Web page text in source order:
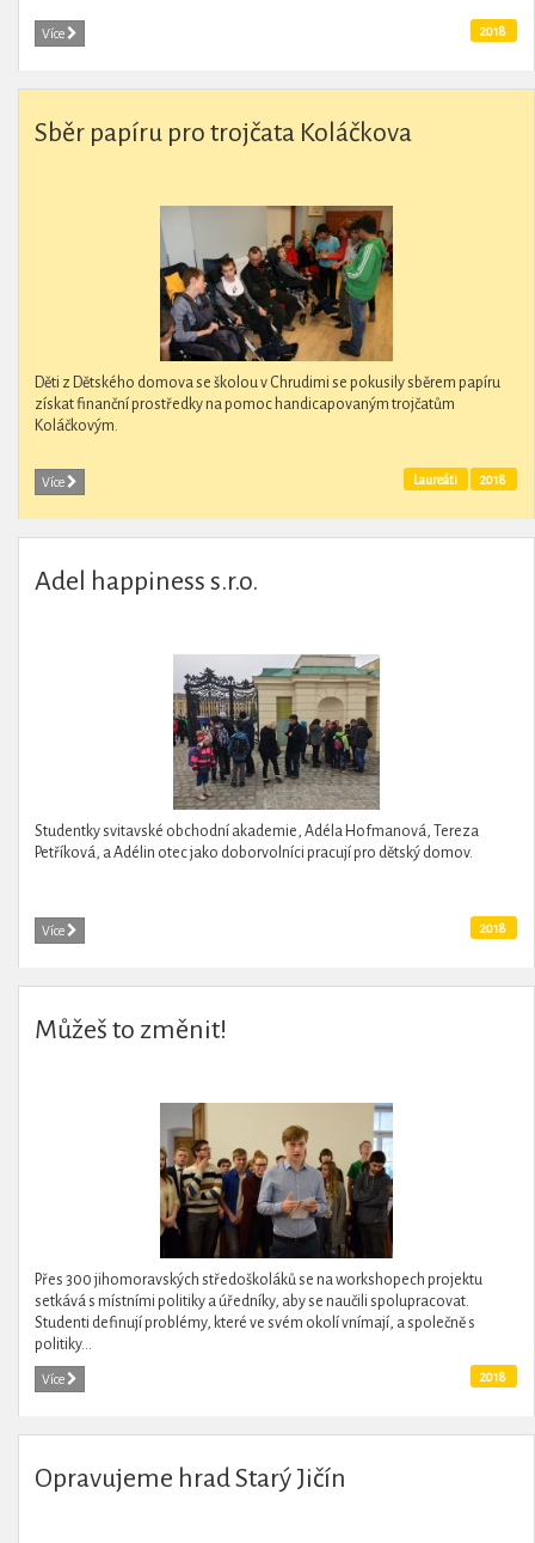
Více 2018
Sběr papíru pro trojčata Koláčkova
Děti z Dětského domova se školou v Chrudimi se pokusily sběrem papíru
získat finanční prostředky na pomoc handicapovaným trojčatům
Koláčkovým.
Více 2018
Laureáti
Adel happiness s.r.o.
Studentky svitavské obchodní akademie, Adéla Hofmanová, Tereza
Petříková, a Adélin otec jako doborvolníci pracují pro dětský domov.
Více 2018
Můžeš to změnit!
Přes 300 jihomoravských středoškoláků se na workshopech projektu
setkává s místními politiky a úředníky, aby se naučili spolupracovat.
Studenti definují problémy, které ve svém okolí vnímají, a společně s
politiky...
Více 2018
Opravujeme hrad Starý Jičín